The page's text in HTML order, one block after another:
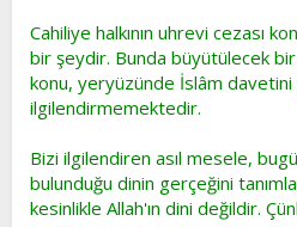
Cahiliye halkının uhrevi cezası
bir şeydir. Bunda büyütülecek
konu, yeryüzünde İslâm davetini
ilgilendirmemektedir.
Bizi ilgilendiren asıl mesele,
bulunduğu dinin gerçeğini
kesinlikle Allah'ın dini değildir.